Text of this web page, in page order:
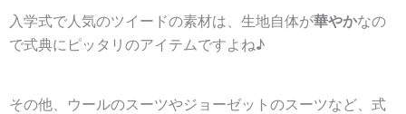
入学式で人気のツイードの素材は、生地自体が華やかなの
で式典にピッタリのアイテムですよね♪
その他、ウールのスーツやジョーゼットのスーツなど、式